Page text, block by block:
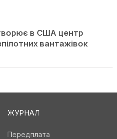
в США центр
вантажівок
ЖУРНАЛ
Передплата